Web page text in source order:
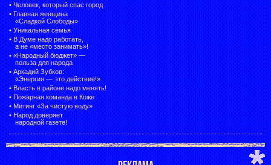
• Человек, который спас город
• Главная женщина
«Сладкой Слободы»
• Уникальная семья
• В Думе надо работать,
а не «место занимать»!
• «Народный бюджет» —
польза для народа
• Аркадий Зубков:
«Энергия — это действие!»
• Власть в районе надо менять!
• Пожарная команда в Коже
• Митинг «За чистую воду»
• Народ доверяет
народной газете!